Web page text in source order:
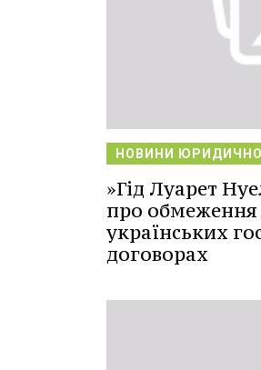
НОВИНИ
»Гід Луарет
про обмеження
українських
договорах